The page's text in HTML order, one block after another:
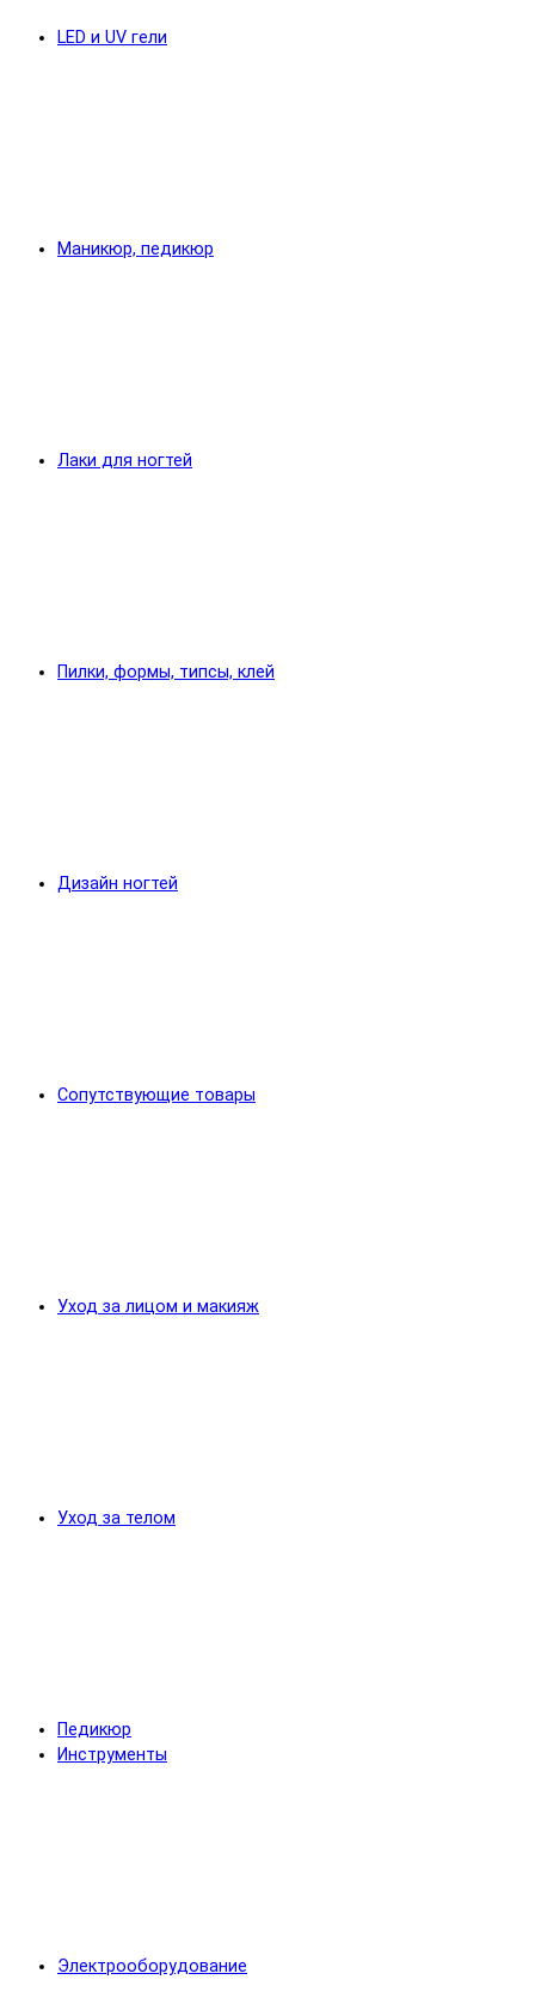
LED и UV гели
Маникюр, педикюр
Лаки для ногтей
Пилки, формы, типсы, клей
Дизайн ногтей
Сопутствующие товары
Уход за лицом и макияж
Уход за телом
Педикюр
Инструменты
Электрооборудование